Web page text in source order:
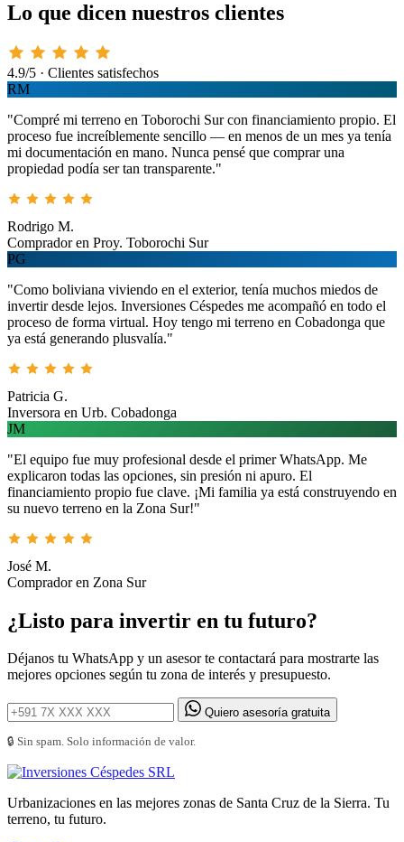
Lo que dicen nuestros clientes
4.9/5 · Clientes satisfechos
RM
"Compré mi terreno en Toborochi Sur con financiamiento propio. El
proceso fue increíblemente sencillo — en menos de un mes ya tenía
mi documentación en mano. Nunca pensé que comprar una
propiedad podía ser tan transparente."
Rodrigo M.
Comprador en Proy. Toborochi Sur
PG
"Como boliviana viviendo en el exterior, tenía muchos miedos de
invertir desde lejos. Inversiones Céspedes me acompañó en todo el
proceso de forma virtual. Hoy tengo mi terreno en Cobadonga que
ya está generando plusvalía."
Patricia G.
Inversora en Urb. Cobadonga
JM
"El equipo fue muy profesional desde el primer WhatsApp. Me
explicaron todas las opciones, sin presión ni apuro. El
financiamiento propio fue clave. ¡Mi familia ya está construyendo en
su nuevo terreno en la Zona Sur!"
José M.
Comprador en Zona Sur
¿Listo para invertir en tu futuro?
Déjanos tu WhatsApp y un asesor te contactará para mostrarte las
mejores opciones según tu zona de interés y presupuesto.
Quiero asesoría gratuita
🔒 Sin spam. Solo información de valor.
Urbanizaciones en las mejores zonas de Santa Cruz de la Sierra. Tu
terreno, tu futuro.